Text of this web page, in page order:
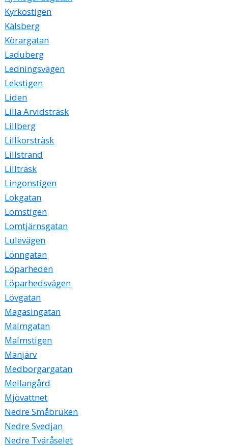
Kyrkostigen
Kälsberg
Körargatan
Laduberg
Ledningsvägen
Lekstigen
Liden
Lilla Arvidsträsk
Lillberg
Lillkorsträsk
Lillstrand
Lillträsk
Lingonstigen
Lokgatan
Lomstigen
Lomtjärnsgatan
Lulevägen
Lönngatan
Löparheden
Löparhedsvägen
Lövgatan
Magasingatan
Malmgatan
Malmstigen
Manjärv
Medborgargatan
Mellangård
Mjövattnet
Nedre Småbruken
Nedre Svedjan
Nedre Tväråselet